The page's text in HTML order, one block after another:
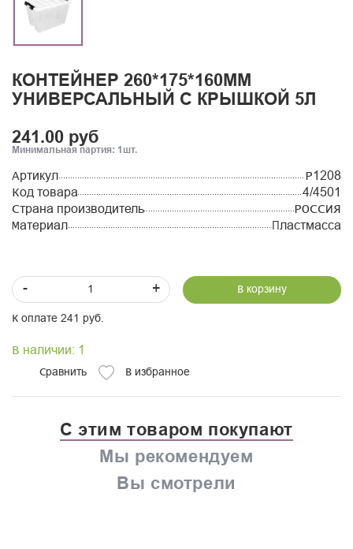
КОНТЕЙНЕР 260*175*160ММ
УНИВЕРСАЛЬНЫЙ С КРЫШКОЙ 5Л
241.00 руб
Минимальная партия: 1шт.
Артикул
Р1208
Код товара
4/4501
Страна производитель
РОССИЯ
Материал
Пластмасса
- + В корзину
К оплате 241 руб.
В наличии: 1
Сравнить В избранное
С этим товаром покупают
Мы рекомендуем
Вы смотрели